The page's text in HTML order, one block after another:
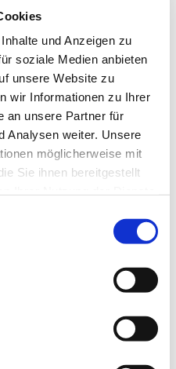
und Anzeigen zu
soziale Medien anbieten
unsere Website zu
wir Informationen zu Ihrer
an unsere Partner für
Analysen weiter. Unsere
möglicherweise mit
Sie ihnen bereitgestellt
Sie auch